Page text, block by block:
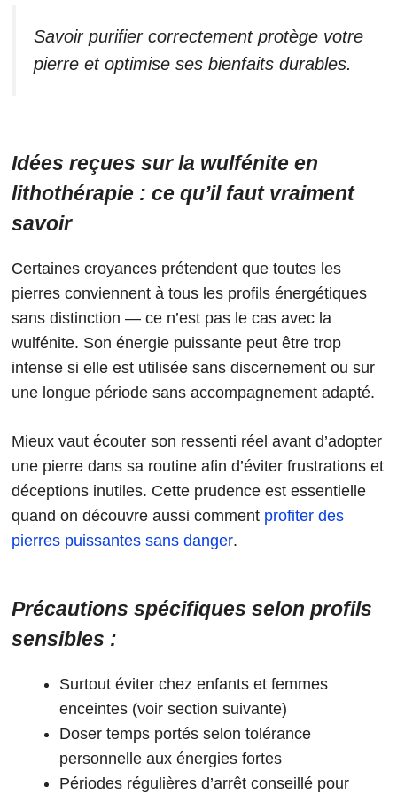
Savoir purifier correctement protège votre
pierre et optimise ses bienfaits durables.
Idées reçues sur la wulfénite en
lithothérapie : ce qu’il faut vraiment
savoir
Certaines croyances prétendent que toutes les
pierres conviennent à tous les profils énergétiques
sans distinction — ce n’est pas le cas avec la
wulfénite. Son énergie puissante peut être trop
intense si elle est utilisée sans discernement ou sur
une longue période sans accompagnement adapté.
Mieux vaut écouter son ressenti réel avant d’adopter
une pierre dans sa routine afin d’éviter frustrations et
déceptions inutiles. Cette prudence est essentielle
quand on découvre aussi comment profiter des
pierres puissantes sans danger.
Précautions spécifiques selon profils
sensibles :
Surtout éviter chez enfants et femmes
enceintes (voir section suivante)
Doser temps portés selon tolérance
personnelle aux énergies fortes
Périodes régulières d’arrêt conseillé pour